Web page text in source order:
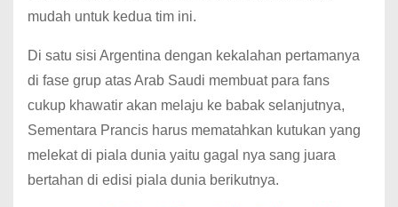
mudah untuk kedua tim ini.
Di satu sisi Argentina dengan kekalahan pertamanya
di fase grup atas Arab Saudi membuat para fans
cukup khawatir akan melaju ke babak selanjutnya,
Sementara Prancis harus mematahkan kutukan yang
melekat di piala dunia yaitu gagal nya sang juara
bertahan di edisi piala dunia berikutnya.